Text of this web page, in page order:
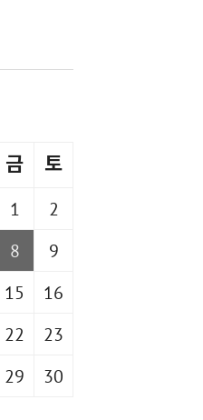
금 토
1
2
8
9
15
16
22
23
29 30